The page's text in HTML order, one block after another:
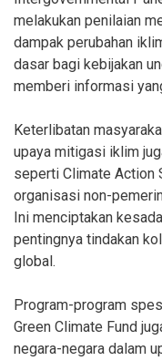
melakukan penilaian
dampak perubahan
dasar bagi kebijakan
memberi informasi
Keterlibatan
upaya mitigasi iklim
seperti Climate Action
organisasi non-
Ini menciptakan
pentingnya tindakan
global.
Program-program
Green Climate Fund
negara-negara dalam